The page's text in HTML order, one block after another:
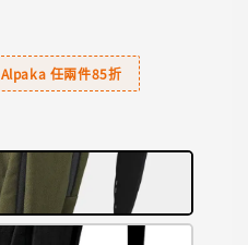
Alpaka 任兩件85折